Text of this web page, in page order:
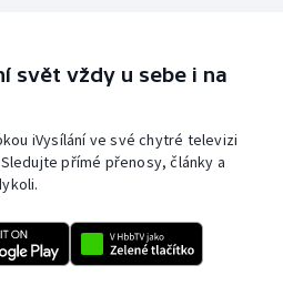
svět vždy u sebe i na
iVysílání ve své chytré televizi
přímé přenosy, články a